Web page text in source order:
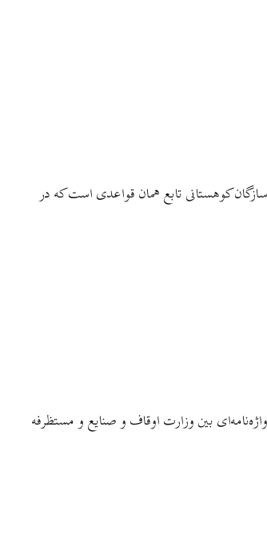
کوهستانی تابع همان قواعدی است که در
تاریخ این زبان باشد!گویا به تاریخ پنجم خرداد ۱۳۱۴ (۸۷ سال پیش) قرارداد تالیف واژه‌نامه‌ای بین وزارت اوقاف و صنایع و مستظرفه